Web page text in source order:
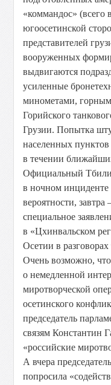
«коммандос» (всего
югоосетинской
представителей
вооруженных
выдвигаются
усиленные
минометами,
Горийского
Грузии. Попытка
населенных
в течении
Официальный
в ночном
вероятности,
специальное
в «Цхинвальском
Осетии в
Очень возможно,
о немедленной
миротворческой
осетинского
председатель
связям Константин
«российские
А вчера
попросила